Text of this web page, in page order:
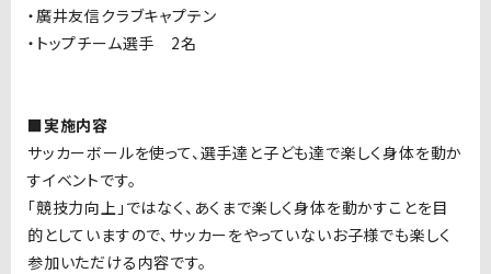
・廣井友信クラブキャプテン
・トップチーム選手 2名
■実施内容
サッカーボールを使って、選手達と子ども達で楽しく身体を動か
すイベントです。
「競技力向上」ではなく、あくまで楽しく身体を動かすことを目
的としていますので、サッカーをやっていないお子様でも楽しく
参加いただける内容です。